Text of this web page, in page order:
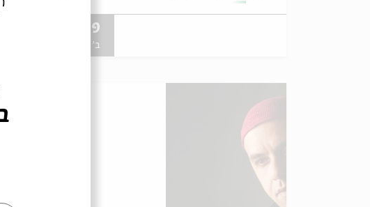
26.09
ב' | 20:30